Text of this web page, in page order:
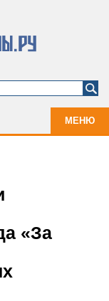
МЕНЮ
«За